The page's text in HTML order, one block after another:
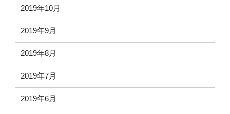
2019年10月
2019年9月
2019年8月
2019年7月
2019年6月